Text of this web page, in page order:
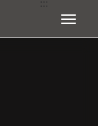
展開選單